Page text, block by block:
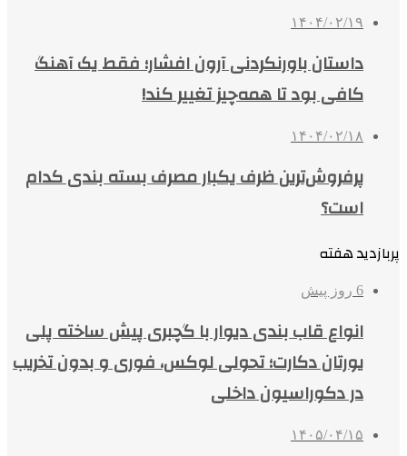
۱۴۰۴/۰۲/۱۹
داستان باورنکردنی آرون افشار؛ فقط یک آهنگ
کافی بود تا همه‌چیز تغییر کند!
۱۴۰۴/۰۲/۱۸
پرفروش‌ترین ظرف یکبار مصرف بسته بندی کدام
است؟
پربازدید هفته
6 روز پیش
انواع قاب بندی دیوار با گچبری پیش ساخته پلی
یورتان دکارت؛ تحولی لوکس، فوری و بدون تخریب
در دکوراسیون داخلی
۱۴۰۵/۰۴/۱۵